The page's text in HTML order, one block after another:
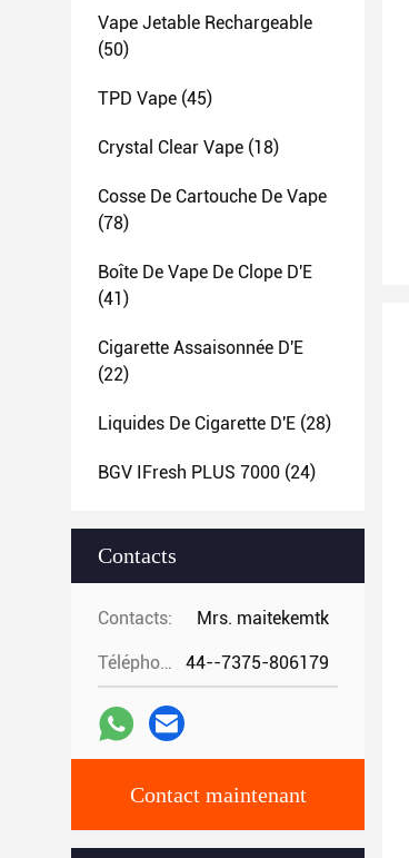
Vape Jetable Rechargeable
(50)
TPD Vape (45)
Crystal Clear Vape (18)
Cosse De Cartouche De Vape
(78)
Boîte De Vape De Clope D'E
(41)
Cigarette Assaisonnée D'E
(22)
Liquides De Cigarette D'E (28)
BGV IFresh PLUS 7000 (24)
Contacts
Contacts: Mrs. maitekemtk
Téléphone: 44--7375-806179
Contact maintenant